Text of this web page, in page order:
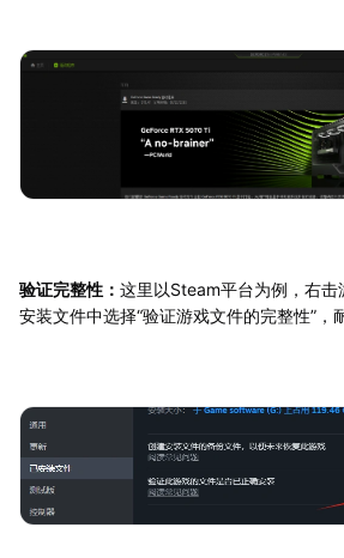
验证完整性： 这里以Steam平台为例，右
安装文件中选择“验证游戏文件的完整性”，